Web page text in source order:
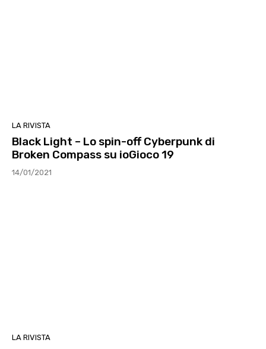
LA RIVISTA
Black Light – Lo spin-off Cyberpunk di
Broken Compass su ioGioco 19
14/01/2021
LA RIVISTA